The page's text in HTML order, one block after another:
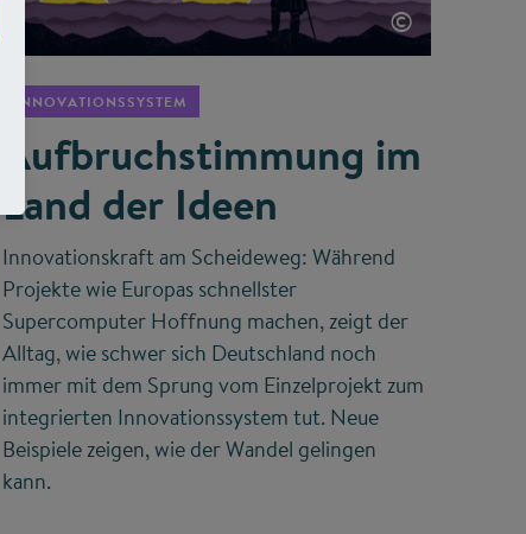
©
INNOVATIONSSYSTEM
Aufbruchstimmung im
Land der Ideen
Innovationskraft am Scheideweg: Während
Projekte wie Europas schnellster
Supercomputer Hoffnung machen, zeigt der
Alltag, wie schwer sich Deutschland noch
immer mit dem Sprung vom Einzelprojekt zum
integrierten Innovationssystem tut. Neue
Beispiele zeigen, wie der Wandel gelingen
kann.